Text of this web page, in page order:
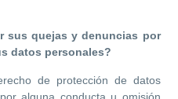
sus quejas y denuncias por
datos personales?
de protección de datos
poralguna conducta u omisión